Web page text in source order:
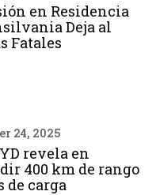
en Residencia
Deja al
Fatales
24, 2025
revela en
400 km de rango
de carga